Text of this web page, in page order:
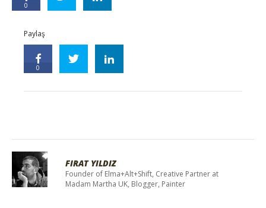
0
Paylaş
0
FIRAT YILDIZ
Founder of Elma+Alt+Shift, Creative Partner at
Madam Martha UK, Blogger, Painter